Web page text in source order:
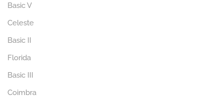
Basic V
Celeste
Basic II
Florida
Basic III
Coimbra